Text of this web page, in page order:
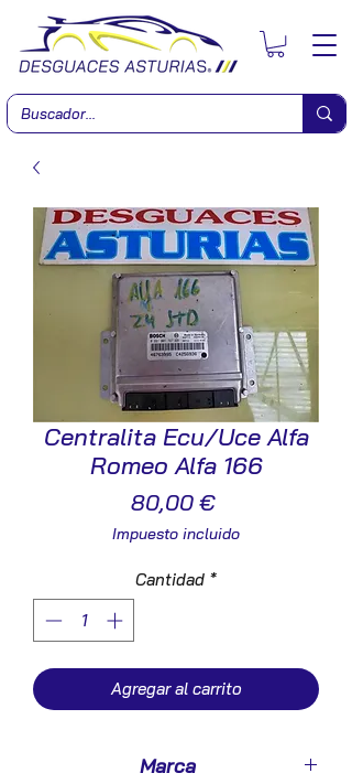
Centralita Ecu/Uce Alfa
Romeo Alfa 166
80,00 €Precio
Impuesto incluido
Cantidad *
Agregar al carrito
Marca